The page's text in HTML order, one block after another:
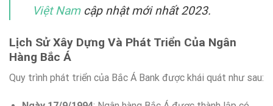
Việt Namcập nhật mới nhất 2023.
Lịch Sử Xây Dựng Và Phát Triển Của Ngân
Hàng Bắc Á
Quy trình phát triển của Bắc Á Bank được khái quát như sau: